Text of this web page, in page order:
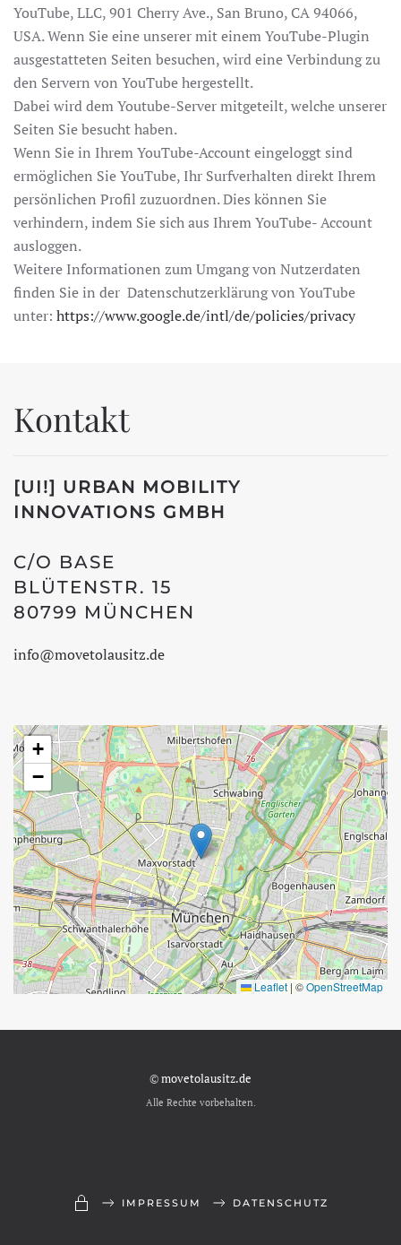
YouTube, LLC, 901 Cherry Ave., San Bruno, CA 94066,
USA. Wenn Sie eine unserer mit einem YouTube-Plugin
ausgestatteten Seiten besuchen, wird eine Verbindung zu
den Servern von YouTube hergestellt.
Dabei wird dem Youtube-Server mitgeteilt, welche unserer
Seiten Sie besucht haben.
Wenn Sie in Ihrem YouTube-Account eingeloggt sind
ermöglichen Sie YouTube, Ihr Surfverhalten direkt Ihrem
persönlichen Profil zuzuordnen. Dies können Sie
verhindern, indem Sie sich aus Ihrem YouTube- Account
ausloggen.
Weitere Informationen zum Umgang von Nutzerdaten
finden Sie in der Datenschutzerklärung von YouTube
unter: https://www.google.de/intl/de/policies/privacy
Kontakt
[UI!] URBAN MOBILITY
INNOVATIONS GMBH
C/O BASE
BLÜTENSTR. 15
80799 MÜNCHEN
info@movetolausitz.de
+
−
Leaflet | ©OpenStreetMap
©movetolausitz.de
Alle Rechte vorbehalten.
IMPRESSUM DATENSCHUTZ